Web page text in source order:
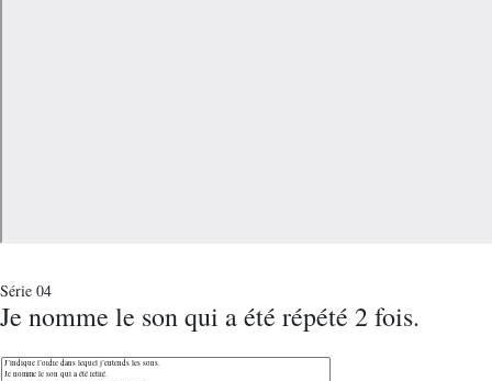
Série 04
Je nomme le son qui a été répété 2 fois.